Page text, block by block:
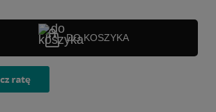
DO KOSZYKA